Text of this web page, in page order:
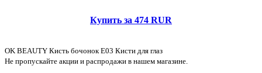
Купить за 474 RUR
OK BEAUTY Кисть бочонок E03 Кисти для глаз
Не пропускайте акции и распродажи в нашем магазине.